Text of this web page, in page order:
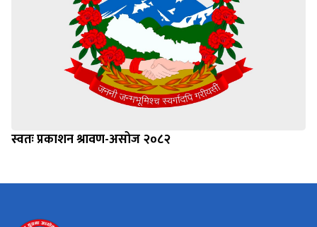
स्वतः प्रकाशन श्रावण-असोज २०८२